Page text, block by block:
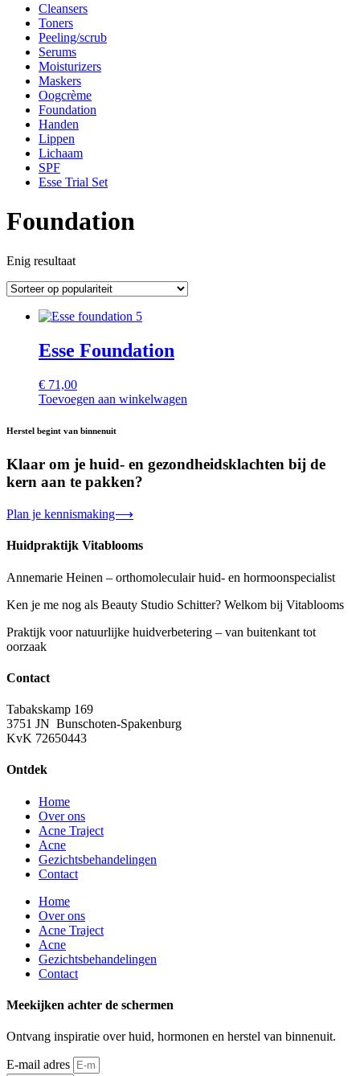
Cleansers
Toners
Peeling/scrub
Serums
Moisturizers
Maskers
Oogcrème
Foundation
Handen
Lippen
Lichaam
SPF
Esse Trial Set
Foundation
Enig resultaat
Esse Foundation
€ 71,00
Toevoegen aan winkelwagen
Herstel begint van binnenuit
Klaar om je huid- en gezondheidsklachten bij de
kern aan te pakken?
Plan je kennismaking⟶
Huidpraktijk Vitablooms
Annemarie Heinen – orthomoleculair huid- en hormoonspecialist
Ken je me nog als Beauty Studio Schitter? Welkom bij Vitablooms
Praktijk voor natuurlijke huidverbetering – van buitenkant tot
oorzaak
Contact
Tabakskamp 169
3751 JN Bunschoten-Spakenburg
KvK 72650443
Ontdek
Home
Over ons
Acne Traject
Acne
Gezichtsbehandelingen
Contact
Home
Over ons
Acne Traject
Acne
Gezichtsbehandelingen
Contact
Meekijken achter de schermen
Ontvang inspiratie over huid, hormonen en herstel van binnenuit.
E-mail adres